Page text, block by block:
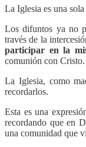
La Iglesia es una
Los difuntos ya no
través de la
participar en la
comunión con Cristo.
La Iglesia, como
recordarlos.
Esta es una
recordando que en
una comunidad que